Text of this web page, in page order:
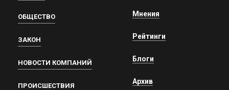
ОБЩЕСТВО
ЗАКОН
НОВОСТИ КОМПАНИЙ
ПРОИСШЕСТВИЯ
Мнения
Рейтинги
Блоги
Архив